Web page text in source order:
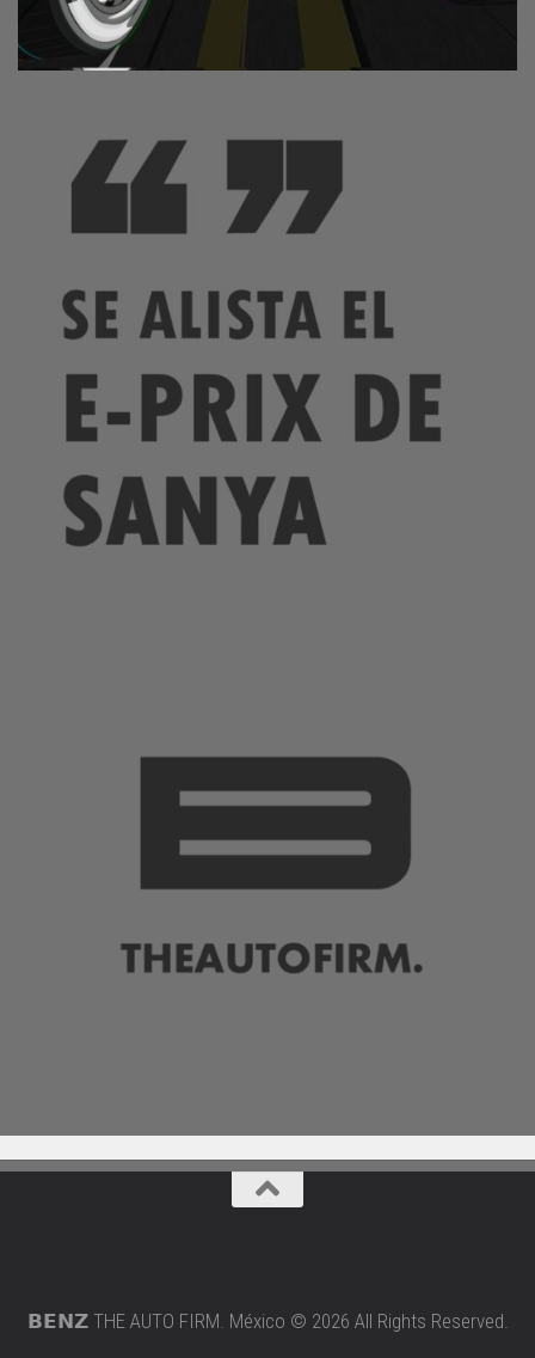
𝗕𝗘𝗡𝗭 THE AUTO FIRM. México © 2026 All Rights Reserved.